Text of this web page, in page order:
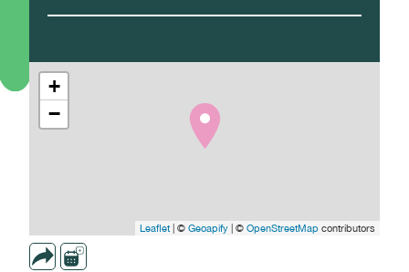
+
−
Leaflet| © Geoapify | © OpenStreetMap contributors